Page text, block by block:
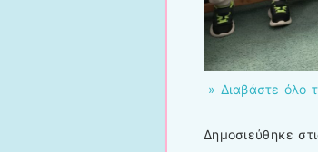
» Διαβάστε όλο
Δημοσιεύθηκε